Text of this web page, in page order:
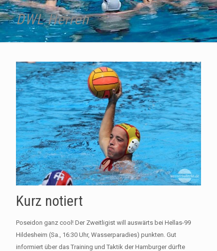
DWL Herren
Kurz notiert
Poseidon ganz cool! Der Zweitligist will auswärts bei Hellas-99
Hildesheim (Sa., 16:30 Uhr, Wasserparadies) punkten. Gut
informiert über das Training und Taktik der Hamburger dürfte